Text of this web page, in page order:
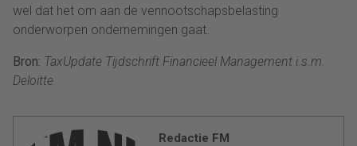
wel dat het om aan de vennootschapsbelasting
onderworpen ondernemingen gaat.
Bron: TaxUpdate Tijdschrift Financieel Management i.s.m.
Deloitte
Redactie FM